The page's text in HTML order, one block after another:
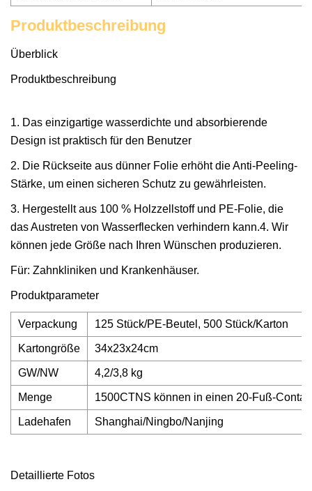
Produktbeschreibung
Überblick
Produktbeschreibung
1. Das einzigartige wasserdichte und absorbierende
Design ist praktisch für den Benutzer
2. Die Rückseite aus dünner Folie erhöht die Anti-Peeling-
Stärke, um einen sicheren Schutz zu gewährleisten.
3. Hergestellt aus 100 % Holzzellstoff und PE-Folie, die
das Austreten von Wasserflecken verhindern kann.4. Wir
können jede Größe nach Ihren Wünschen produzieren.
Für: Zahnkliniken und Krankenhäuser.
Produktparameter
Verpackung 125 Stück/PE-Beutel, 500 Stück/Karton
Kartongröße 34x23x24cm
GW/NW 4,2/3,8 kg
Menge 1500CTNS können in einen 20-Fuß-
Ladehafen Shanghai/Ningbo/Nanjing
Detaillierte Fotos